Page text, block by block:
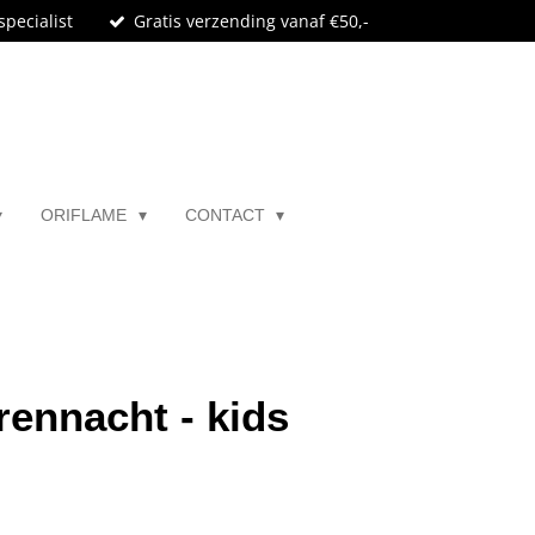
Gratis verzending vanaf €50,-
ORIFLAME CONTACT
- kids